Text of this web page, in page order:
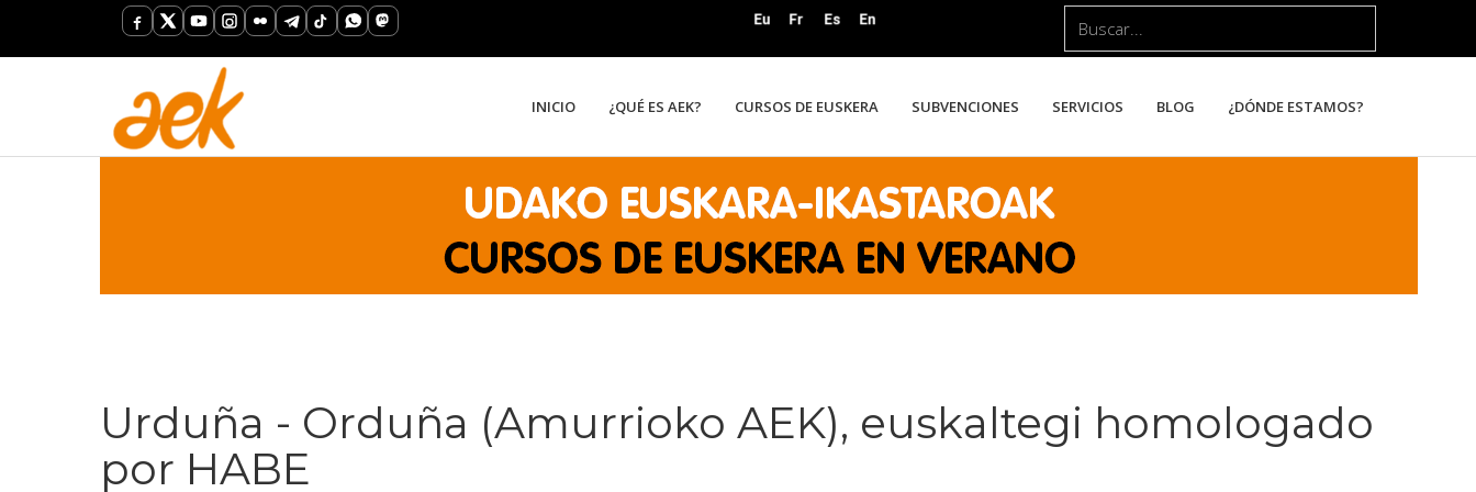
INICIO ¿QUÉ ES AEK? CURSOS DE EUSKERA SUBVENCIONES SERVICIOS BLOG ¿DÓNDE ESTAMOS?
Urduña - Orduña (Amurrioko AEK), euskaltegi homologado
por HABE